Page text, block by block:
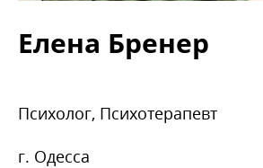
Елена Бренер
Психолог, Психотерапевт
г. Одесса